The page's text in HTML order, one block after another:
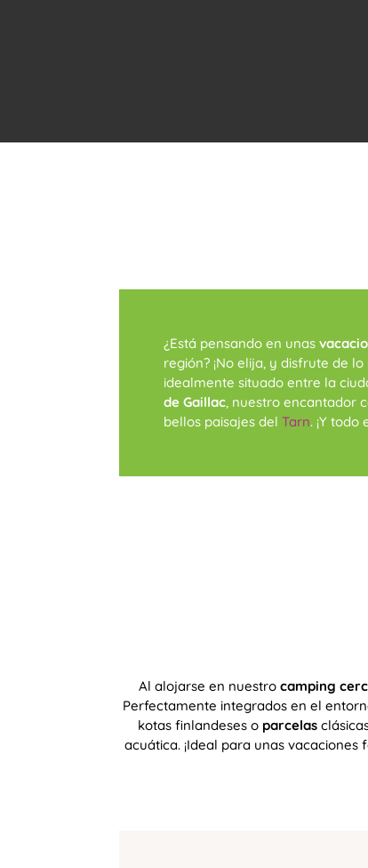
¿Está pensando en unas
región? ¡No elija, y disfrute de
idealmente situado entre la
de Gaillac, nuestro encantador
bellos paisajes delTarn. ¡Y
Al alojarse en nuestro camping
Perfectamente integrados en el
kotas finlandeses o parcelas
acuática. ¡Ideal para unas